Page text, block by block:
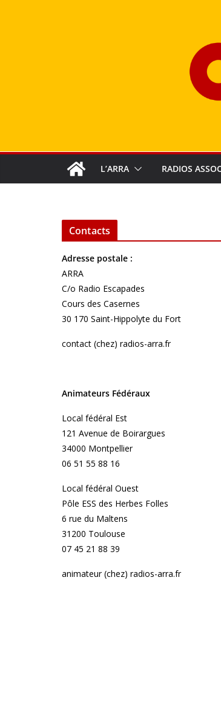
L’ARRA RADIOS
Contacts
Adresse postale :
ARRA
C/o Radio Escapades
Cours des Casernes
30 170 Saint-Hippolyte du Fort
contact (chez) radios-arra.fr
Animateurs Fédéraux
Local fédéral Est
121 Avenue de Boirargues
34000 Montpellier
06 51 55 88 16
Local fédéral Ouest
Pôle ESS des Herbes Folles
6 rue du Maltens
31200 Toulouse
07 45 21 88 39
animateur (chez) radios-arra.fr